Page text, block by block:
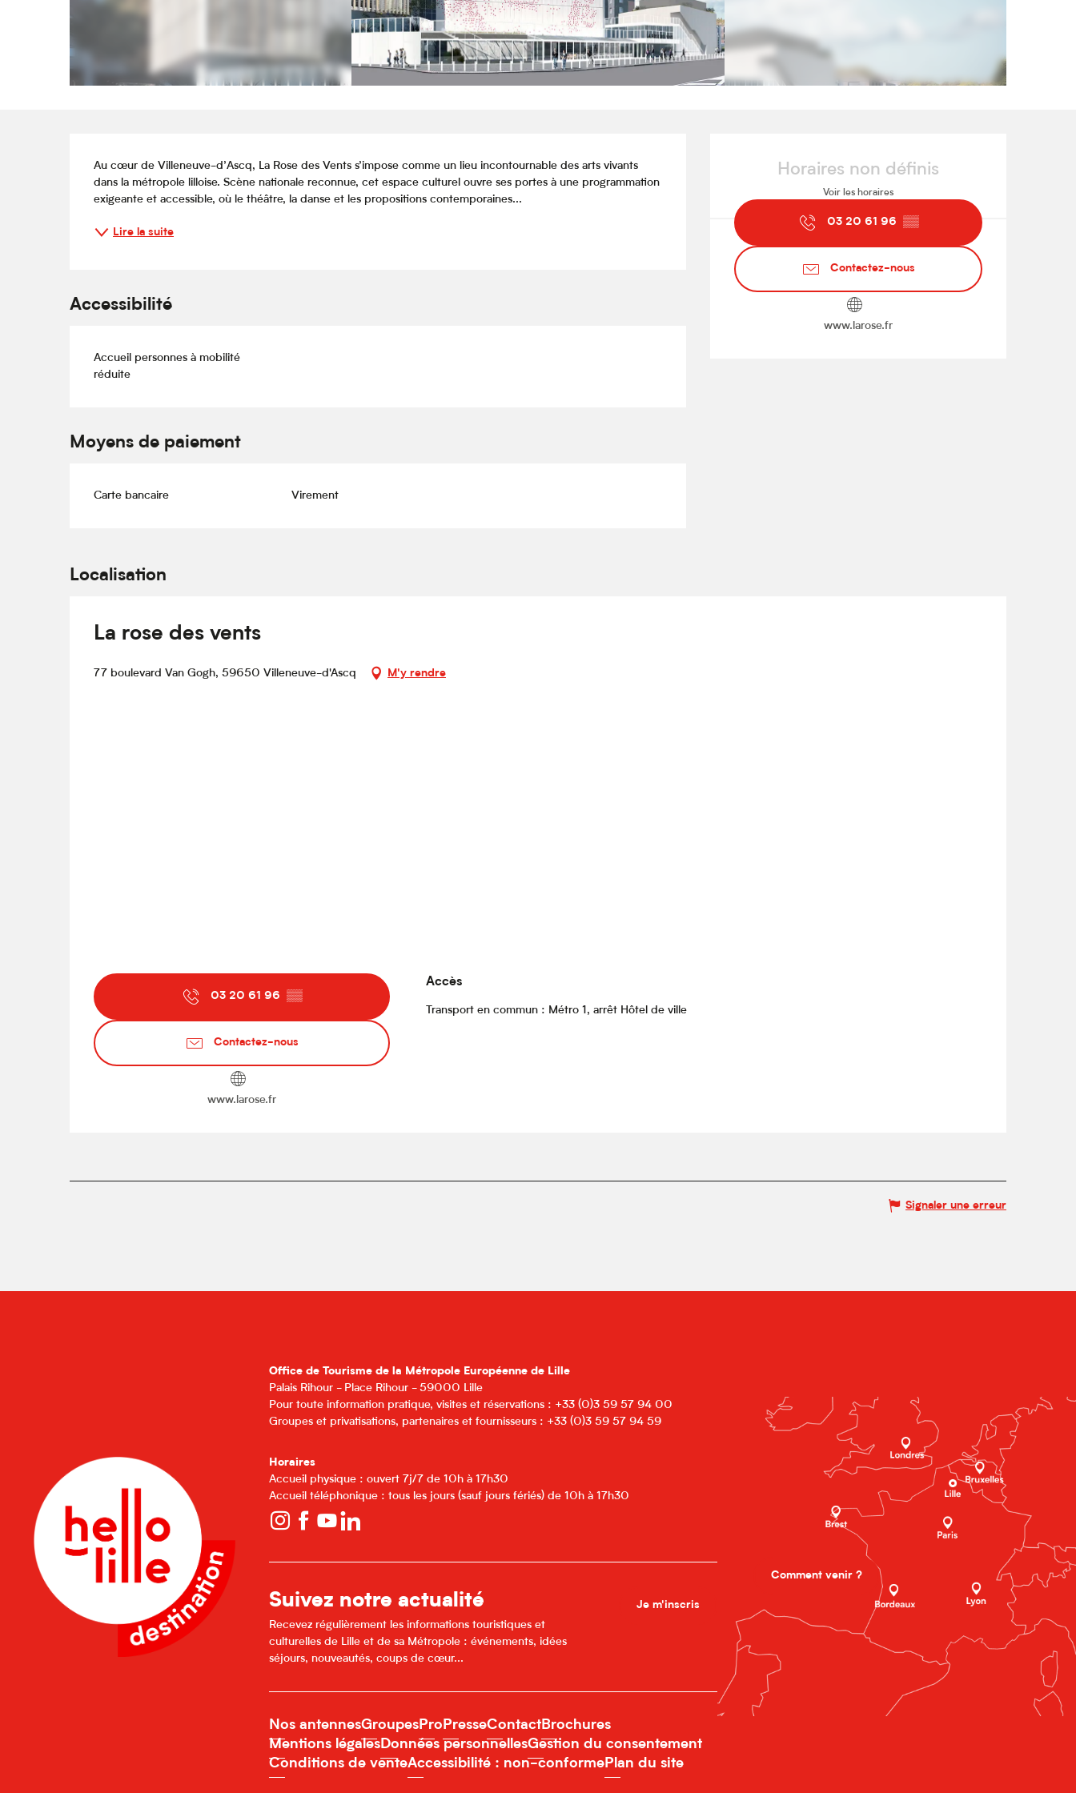
Ouverture et coordonnées
Horaires non définis
Voir les horaires
03 20 61 96 ▒▒
Contactez-nous
www.larose.fr
Description
Au cœur de Villeneuve-d’Ascq, La Rose des Vents s’impose comme un lieu incontournable des arts vivants
dans la métropole lilloise. Scène nationale reconnue, cet espace culturel ouvre ses portes à une programmation
exigeante et accessible, où le théâtre, la danse et les propositions contemporaines...
Lire la suite
Accessibilité
Accueil personnes à mobilité
réduite
Moyens de paiement
Carte bancaire Virement
Localisation
La rose des vents
77 boulevard Van Gogh, 59650 Villeneuve-d'Ascq M'y rendre
03 20 61 96 ▒▒
Contactez-nous
www.larose.fr
Accès
Accès
Transport en commun : Métro 1, arrêt Hôtel de ville
Signaler une erreur
Office de Tourisme de la Métropole Européenne de Lille
Palais Rihour - Place Rihour - 59000 Lille
Pour toute information pratique, visites et réservations : +33 (0)3 59 57 94 00
Groupes et privatisations, partenaires et fournisseurs : +33 (0)3 59 57 94 59
Horaires
Accueil physique : ouvert 7j/7 de 10h à 17h30
Accueil téléphonique : tous les jours (sauf jours fériés) de 10h à 17h30
Suivez notre actualité
Recevez régulièrement les informations touristiques et
culturelles de Lille et de sa Métropole : événements, idées
séjours, nouveautés, coups de cœur...
Je m'inscris
Nos antennesGroupes Pro PresseContactBrochures
Mentions légales Données personnellesGestion du consentement
Conditions de venteAccessibilité : non-conforme Plan du site
Comment venir ?